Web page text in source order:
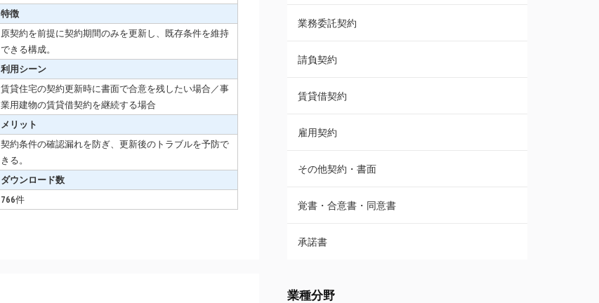
特徴
原契約を前提に契約期間のみを更新し、既存条件を維持
できる構成。
利用シーン
賃貸住宅の契約更新時に書面で合意を残したい場合／事
業用建物の賃貸借契約を継続する場合
メリット
契約条件の確認漏れを防ぎ、更新後のトラブルを予防で
きる。
ダウンロード数
766件
雇用契約
その他契約・書面
売買契約
株主総会議事録・関連書類
請負契約
フランチャイズ契約
賃貸借契約
業務委託契約
請負契約
賃貸借契約
雇用契約
その他契約・書面
覚書・合意書・同意書
承諾書
業種分野